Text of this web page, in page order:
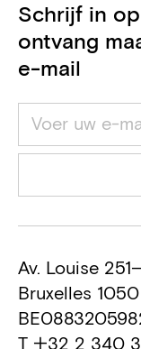
Schrijf in
ontvang
e-mail
Av. Louise
Bruxelles
T +32 2 340